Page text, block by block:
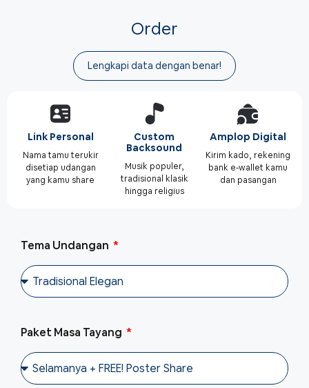
Order
Lengkapi data dengan benar!
Link Personal
Nama tamu terukir
disetiap udangan
yang kamu share
Custom
Backsound
Musik populer,
tradisional klasik
hingga religius
Amplop Digital
Kirim kado, rekening
bank e-wallet kamu
dan pasangan
Tema Undangan
Paket Masa Tayang